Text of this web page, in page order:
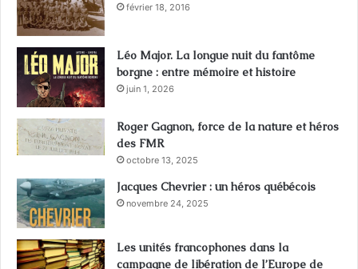
février 18, 2016
Léo Major. La longue nuit du fantôme
borgne : entre mémoire et histoire
juin 1, 2026
Roger Gagnon, force de la nature et héros
des FMR
octobre 13, 2025
Jacques Chevrier : un héros québécois
novembre 24, 2025
Les unités francophones dans la
campagne de libération de l’Europe de